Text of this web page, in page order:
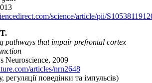
science/article/pii/
pathways that impair prefrontal cortex
Neuroscience, 2009
articles/nrn2648
регуляції поведінки та імпульсів)